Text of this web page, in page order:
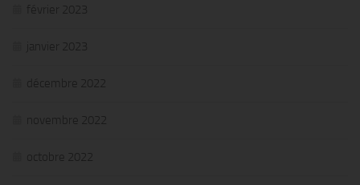
février 2023
janvier 2023
décembre 2022
novembre 2022
octobre 2022